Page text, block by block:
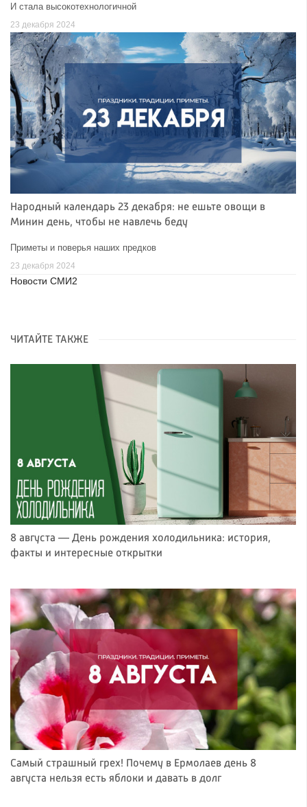
И стала высокотехнологичной
23 декабря 2024
Народный календарь 23 декабря: не ешьте овощи в
Минин день, чтобы не навлечь беду
Приметы и поверья наших предков
23 декабря 2024
Новости СМИ2
ЧИТАЙТЕ ТАКЖЕ
8 августа — День рождения холодильника: история,
факты и интересные открытки
Самый страшный грех! Почему в Ермолаев день 8
августа нельзя есть яблоки и давать в долг